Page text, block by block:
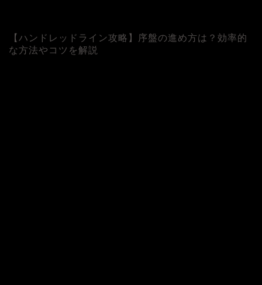
【ハンドレッドライン攻略】序盤の進め方は？効率的
な方法やコツを解説